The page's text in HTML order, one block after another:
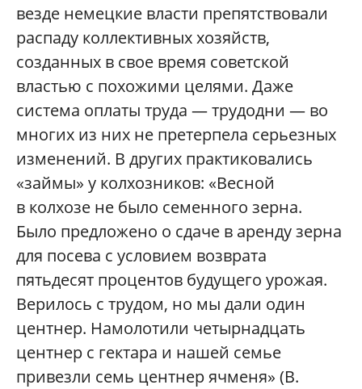
везде немецкие власти препятствовали
распаду коллективных хозяйств,
созданных в свое время советской
властью с похожими целями. Даже
система оплаты труда — трудодни — во
многих из них не претерпела серьезных
изменений. В других практиковались
«займы» у колхозников: «Весной
в колхозе не было семенного зерна.
Было предложено о сдаче в аренду зерна
для посева с условием возврата
пятьдесят процентов будущего урожая.
Верилось с трудом, но мы дали один
центнер. Намолотили четырнадцать
центнер с гектара и нашей семье
привезли семь центнер ячменя» (В.